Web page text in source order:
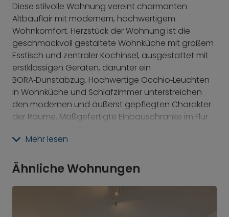
Diese stilvolle Wohnung vereint charmanten
Altbauflair mit modernem, hochwertigem
Wohnkomfort. Herzstück der Wohnung ist die
geschmackvoll gestaltete Wohnküche mit großem
Esstisch und zentraler Kochinsel, ausgestattet mit
erstklassigen Geräten, darunter ein
BORA‑Dunstabzug. Hochwertige Occhio‑Leuchten
in Wohnküche und Schlafzimmer unterstreichen
den modernen und äußerst gepflegten Charakter
der Räume. Maßgefertigte Einbauschränke im Flur
Schlafzimmer bieten großzügigen Stauraum. Ein
höhenverstellbarem Schreibtisch ergänzt den
Wohnbereich ideal. WLAN‑Internet und Magenta TV
sind vorhanden. Die ausgezeichnete Anbindung an
den öffentlichen Nahverkehr sowie vielfältige
Mehr lesen
Ähnliche Wohnungen